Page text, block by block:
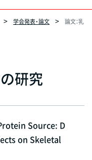
学会発表・論文
論文：乳
研究
Source: D
on Skeletal